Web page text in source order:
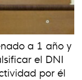
a 1 año y
el DNI
por él